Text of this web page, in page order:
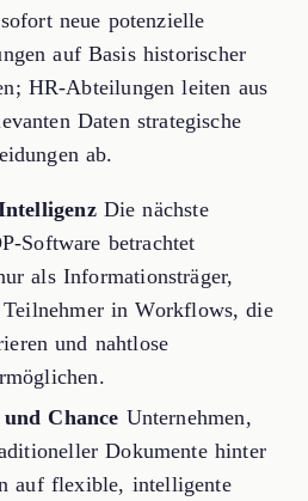
neue potenzielle
auf Basis historischer
HR-Abteilungen leiten aus
Daten strategische
ab.
Die nächste
Software betrachtet
als Informationsträger,
in Workflows, die
und nahtlose
Chance Unternehmen,
Dokumente hinter
auf flexible, intelligente